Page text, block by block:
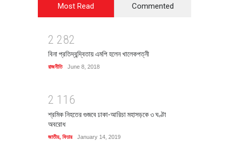
Most Read Commented
2 282
বিনা প্রতিদ্বন্দ্বিতায় এমপি হলেন খালেকপত্নী
রাজনীতি June 8, 2018
2 1 1 6
শ্রমিক নিহতের গুজবে ঢাকা-আরিচা মহাসড়কে ৩ ঘণ্টা
অবরোধ
জাতীয়, ফিচার January 14, 2019